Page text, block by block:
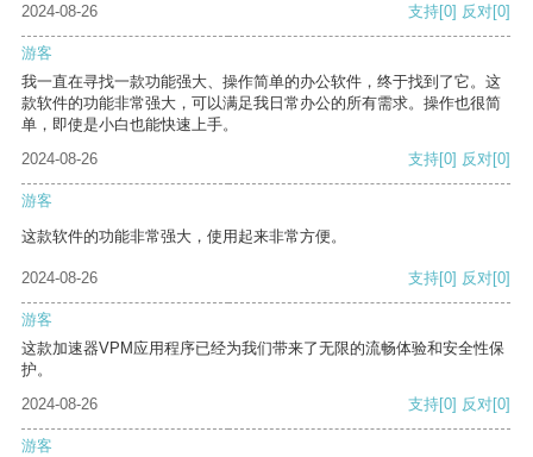
2024-08-26
支持[0] 反对[0]
游客
我一直在寻找一款功能强大、操作简单的办公软件，终于找到了它。这
款软件的功能非常强大，可以满足我日常办公的所有需求。操作也很简
单，即使是小白也能快速上手。
2024-08-26
支持[0] 反对[0]
游客
这款软件的功能非常强大，使用起来非常方便。
2024-08-26 支持[0] 反对[0]
游客
这款加速器VPM应用程序已经为我们带来了无限的流畅体验和安全性保
护。
2024-08-26
支持[0] 反对[0]
游客